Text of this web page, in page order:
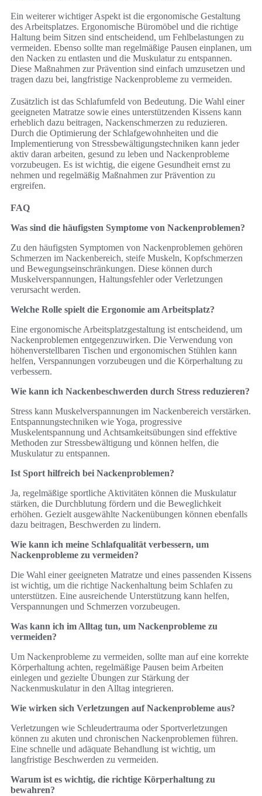
Ein weiterer wichtiger Aspekt ist die ergonomische Gestaltung
des Arbeitsplatzes. Ergonomische Büromöbel und die richtige
Haltung beim Sitzen sind entscheidend, um Fehlbelastungen zu
vermeiden. Ebenso sollte man regelmäßige Pausen einplanen, um
den Nacken zu entlasten und die Muskulatur zu entspannen.
Diese Maßnahmen zur Prävention sind einfach umzusetzen und
tragen dazu bei, langfristige Nackenprobleme zu vermeiden.
Zusätzlich ist das Schlafumfeld von Bedeutung. Die Wahl einer
geeigneten Matratze sowie eines unterstützenden Kissens kann
erheblich dazu beitragen, Nackenschmerzen zu reduzieren.
Durch die Optimierung der Schlafgewohnheiten und die
Implementierung von Stressbewältigungstechniken kann jeder
aktiv daran arbeiten, gesund zu leben und Nackenprobleme
vorzubeugen. Es ist wichtig, die eigene Gesundheit ernst zu
nehmen und regelmäßig Maßnahmen zur Prävention zu
ergreifen.
FAQ
Was sind die häufigsten Symptome von Nackenproblemen?
Zu den häufigsten Symptomen von Nackenproblemen gehören
Schmerzen im Nackenbereich, steife Muskeln, Kopfschmerzen
und Bewegungseinschränkungen. Diese können durch
Muskelverspannungen, Haltungsfehler oder Verletzungen
verursacht werden.
Welche Rolle spielt die Ergonomie am Arbeitsplatz?
Eine ergonomische Arbeitsplatzgestaltung ist entscheidend, um
Nackenproblemen entgegenzuwirken. Die Verwendung von
höhenverstellbaren Tischen und ergonomischen Stühlen kann
helfen, Verspannungen vorzubeugen und die Körperhaltung zu
verbessern.
Wie kann ich Nackenbeschwerden durch Stress reduzieren?
Stress kann Muskelverspannungen im Nackenbereich verstärken.
Entspannungstechniken wie Yoga, progressive
Muskelentspannung und Achtsamkeitsübungen sind effektive
Methoden zur Stressbewältigung und können helfen, die
Muskulatur zu entspannen.
Ist Sport hilfreich bei Nackenproblemen?
Ja, regelmäßige sportliche Aktivitäten können die Muskulatur
stärken, die Durchblutung fördern und die Beweglichkeit
erhöhen. Gezielt ausgewählte Nackenübungen können ebenfalls
dazu beitragen, Beschwerden zu lindern.
Wie kann ich meine Schlafqualität verbessern, um
Nackenprobleme zu vermeiden?
Die Wahl einer geeigneten Matratze und eines passenden Kissens
ist wichtig, um die richtige Nackenhaltung beim Schlafen zu
unterstützen. Eine ausreichende Unterstützung kann helfen,
Verspannungen und Schmerzen vorzubeugen.
Was kann ich im Alltag tun, um Nackenprobleme zu
vermeiden?
Um Nackenprobleme zu vermeiden, sollte man auf eine korrekte
Körperhaltung achten, regelmäßige Pausen beim Arbeiten
einlegen und gezielte Übungen zur Stärkung der
Nackenmuskulatur in den Alltag integrieren.
Wie wirken sich Verletzungen auf Nackenprobleme aus?
Verletzungen wie Schleudertrauma oder Sportverletzungen
können zu akuten und chronischen Nackenproblemen führen.
Eine schnelle und adäquate Behandlung ist wichtig, um
langfristige Beschwerden zu vermeiden.
Warum ist es wichtig, die richtige Körperhaltung zu
bewahren?